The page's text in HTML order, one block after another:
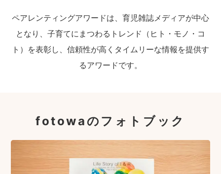
ペアレンティングアワードは、育児雑誌メディアが中心
となり、子育てにまつわるトレンド（ヒト・モノ・コ
ト）を表彰し、信頼性が高くタイムリーな情報を提供す
るアワードです。
fotowaのフォトブック